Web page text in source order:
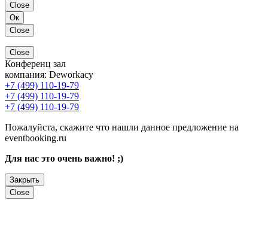
Close
Ок
Close
Close
Конференц зал
компания: Deworkacy
+7 (499) 110-19-79
+7 (499) 110-19-79
+7 (499) 110-19-79
Пожалуйста, скажите что нашли данное предложение на
eventbooking.ru
Для нас это очень важно! ;)
Закрыть
Close